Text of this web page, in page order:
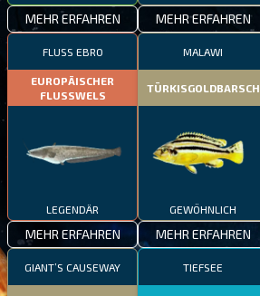
MEHR ERFAHREN MEHR ERFAHREN
FLUSS EBRO
EUROPÄISCHER
FLUSSWELS
LEGENDÄR
MEHR ERFAHREN
MALAWI
TÜRKISGOLDBARSCH
GEWÖHNLICH
MEHR ERFAHREN
GIANT’S CAUSEWAY TIEFSEE